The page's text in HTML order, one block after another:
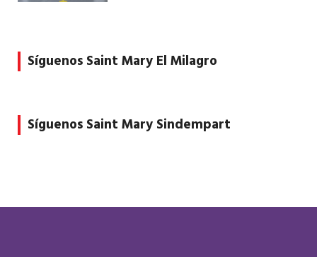
Síguenos Saint Mary El Milagro
Síguenos Saint Mary Sindempart